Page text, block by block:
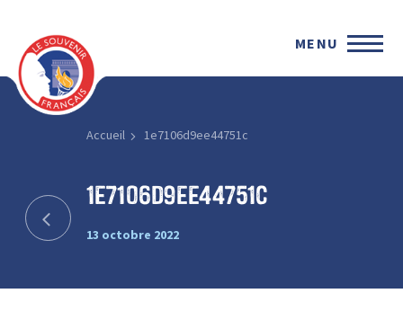
MENU
Accueil 1e7106d9ee44751c
1e7106d9ee44751c
13 octobre 2022